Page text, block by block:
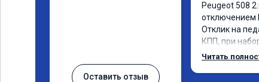
Оставить отзыв
Peugeot 508
отключением
Отклик на
КПП, при
солидный
Читать